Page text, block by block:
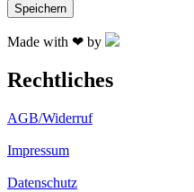
Made with ❤ by
Rechtliches
AGB/Widerruf
Impressum
Datenschutz